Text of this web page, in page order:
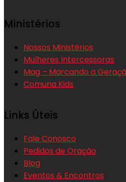
Ministérios
Nossos Ministérios
Mulheres Intercessoras
Mag – Marcando a
Comuna Kids
Links Úteis
Fale Conosco
Pedidos de Oração
Blog
Eventos & Encontros